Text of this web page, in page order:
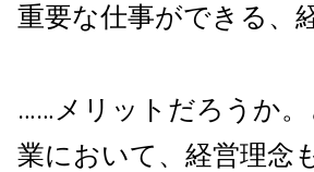
重要な仕事ができる、
……メリットだろうか
業において、経営理念